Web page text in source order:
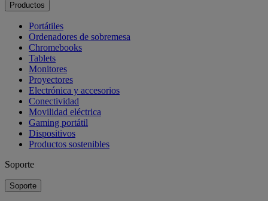
Productos
Portátiles
Ordenadores de sobremesa
Chromebooks
Tablets
Monitores
Proyectores
Electrónica y accesorios
Conectividad
Movilidad eléctrica
Gaming portátil
Dispositivos
Productos sostenibles
Soporte
Soporte